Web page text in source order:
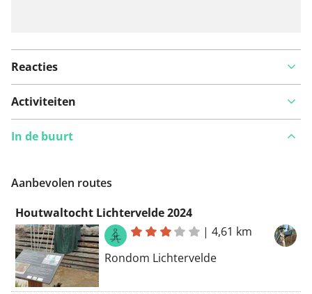
Reacties
Activiteiten
In de buurt
Aanbevolen routes
Houtwaltocht Lichtervelde 2024
|4,61 km
Rondom Lichtervelde